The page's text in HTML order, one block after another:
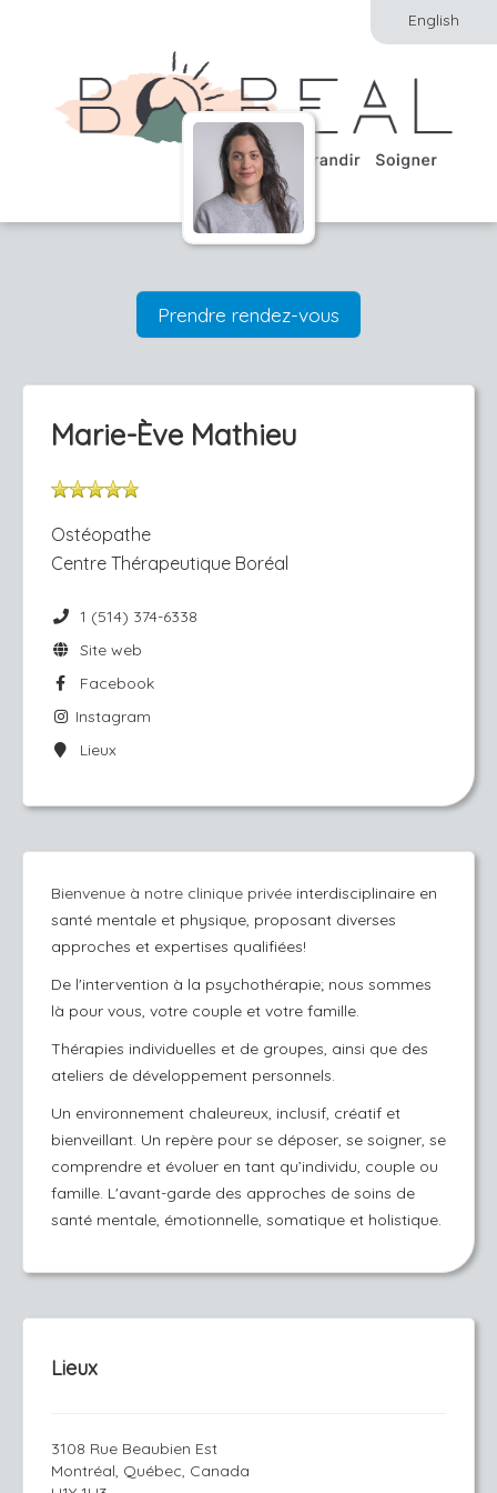
English
Prendre rendez-vous
Marie-Ève Mathieu
Ostéopathe
Centre Thérapeutique Boréal
1 (514) 374-6338
Site web
Facebook
Instagram
Lieux
Bienvenue à notre clinique privée interdisciplinaire en
santé mentale et physique, proposant diverses
approches et expertises qualifiées!
De l'intervention à la psychothérapie; nous sommes
là pour vous, votre couple et votre famille.
Thérapies individuelles et de groupes, ainsi que des
ateliers de développement personnels.
Un environnement chaleureux, inclusif, créatif et
bienveillant. Un repère pour se déposer, se soigner, se
comprendre et évoluer en tant qu’individu, couple ou
famille. L'avant-garde des approches de soins de
santé mentale, émotionnelle, somatique et holistique.
Lieux
3108 Rue Beaubien Est
Montréal, Québec, Canada